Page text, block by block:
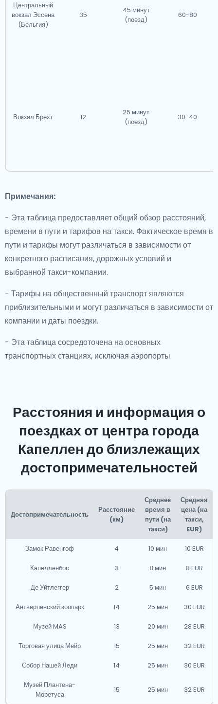
Центральный
вокзал Эссена
(Бельгия)
35
45 минут
(поезд)
60-80
Вокзал Брехт 12
25 минут
(поезд)
30-40
Примечания:
- Эта таблица предоставляет общий обзор расстояний,
времени в пути и тарифов на такси. Фактическое время в
пути и тарифы могут различаться в зависимости от
конкретного расписания, дорожных условий и
выбранной такси-компании.
- Тарифы на общественный транспорт являются
приблизительными и могут различаться в зависимости от
компании и даты поездки.
- Эта таблица сосредоточена на основных
транспортных станциях, исключая аэропорты.
Расстояния и информация о
поездках от центра города
Капеллен до близлежащих
достопримечательностей
Достопримечательность
Расстояние
(км)
Среднее
время в
пути (на
такси)
Средняя
цена (на
такси,
EUR)
Замок Равенгоф 4 10 мин 10 EUR
Капелленбос 3 8 мин 8 EUR
Де Уйтлеггер 2 5 мин 6 EUR
Антверпенский зоопарк 14 25 мин 30 EUR
Музей MAS 13 20 мин 28 EUR
Торговая улица Мейр 15 25 мин 32 EUR
Собор Нашей Леди 14 25 мин 30 EUR
Музей Плантена-
Моретуса
15 25 мин 32 EUR